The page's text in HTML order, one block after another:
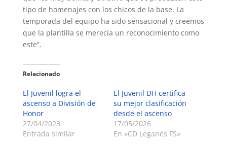
tipo de homenajes con los chicos de la base. La
temporada del equipo ha sido sensacional y creemos
que la plantilla se merecía un reconocimiento como
este”.
Relacionado
El Juvenil logra el
ascenso a División de
Honor
27/04/2023
Entrada similar
El Juvenil DH certifica
su mejor clasificación
desde el ascenso
17/05/2026
En «CD Leganés FS»